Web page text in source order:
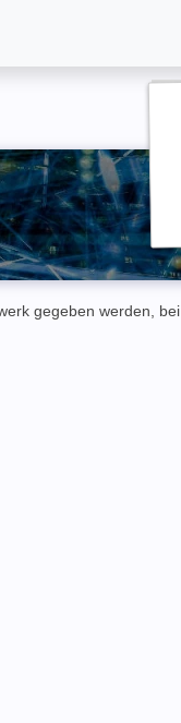
gegeben werden, bei